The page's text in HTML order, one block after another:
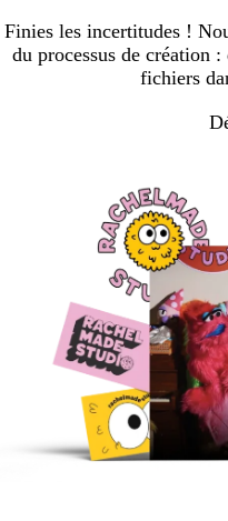
Finies les incertitudes !
du processus de création
fichiers